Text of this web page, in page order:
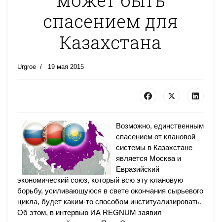
спасением для
Казахстана
Urgroe 19 мая 2015
Возможно, единственным
спасением от клановой
системы в Казахстане
является Москва и
Евразийский
экономический союз, который всю эту клановую
борьбу, усиливающуюся в свете окончания сырьевого
цикла, будет каким-то способом институализировать.
Об этом, в интервью ИА REGNUM заявил